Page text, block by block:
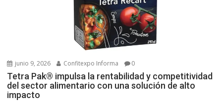
junio 9, 2026 Confitexpo Informa 0
Tetra Pak® impulsa la rentabilidad y competitividad
del sector alimentario con una solución de alto
impacto